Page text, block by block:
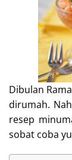
Dibulan
dirumah.
resep
sobat coba